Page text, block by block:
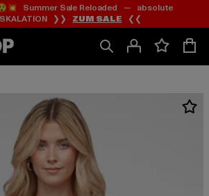
Zum
Inhalt
springen
Zum
Fußzeile
springen
Summer Sale Reloaded — absolute
❯❯ ZUM SALE ❮❮